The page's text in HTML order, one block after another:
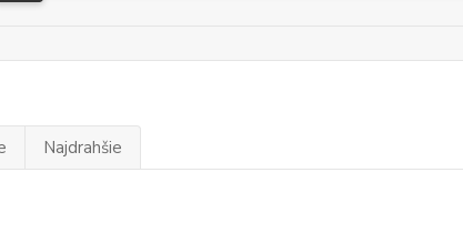
Najdrahšie